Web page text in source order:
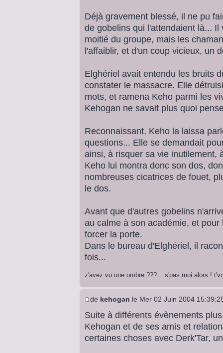
Déjà gravement blessé, il ne pu
de gobelins qui l'attendaient là...
moitié du groupe, mais les
l'affaiblir, et d'un coup vicieux, un
Elghériel avait entendu les bruits
constater le massacre. Elle
mots, et ramena Keho parmi les
Kehogan ne savait plus quoi
Reconnaissant, Keho la laissa
questions... Elle se demandait
ainsi, à risquer sa vie inutilement,
Keho lui montra donc son dos,
nombreuses cicatrices de fouet,
le dos.
Avant que d'autres gobelins
au calme à son académie, et
forcer la porte.
Dans le bureau d'Elghériel, il
fois...
z'avez vu une ombre ???... s'pas moi alors !
de kehogan le Mer 02 Juin 2004
Suite à différents évènements
Kehogan et de ses amis et
certaines choses avec Derk'Tar,